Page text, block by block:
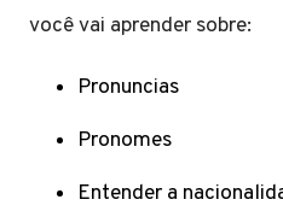
você vai aprender sobre:
Pronuncias
Pronomes
Entender a